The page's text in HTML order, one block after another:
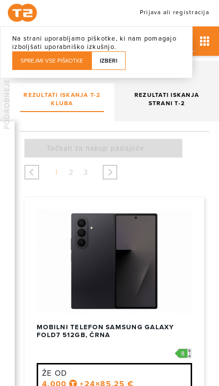
Na strani uporabljamo piškotke, ki nam pomagajo
izboljšati uporabniško izkušnjo.
SPREJMI VSE PIŠKOTKE IZBERI
Prijava ali registracija
REZULTATI ISKANJA T-2
KLUBA
REZULTATI ISKANJA
STRANI T-2
PODROBNEJE
< 1 2 3 >
MOBILNI TELEFON SAMSUNG GALAXY
FOLD7 512GB, ČRNA
ŽE OD